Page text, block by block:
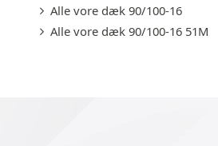
Alle vore dæk 90/100-16
Alle vore dæk 90/100-16 51M